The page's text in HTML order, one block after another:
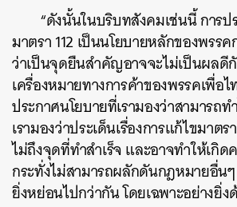
“ดังนั้นในบริบทสังคมเช่นนี้ การป
มาตรา 112 เป็นนโยบายหลักของพรรค
ว่าเป็นจุดยืนสำคัญอาจจะไม่เป็นผลดี
เครื่องหมายทางการค้าของพรรคเพื่อไ
ประกาศนโยบายที่เรามองว่าสามารถ
เรามองว่าประเด็นเรื่องการแก้ไขมาตร
ไม่ถึงจุดที่ทำสำเร็จ และอาจทำให้เกิ
กระทั่งไม่สามารถผลักดันกฎหมายอื่
ยิ่งหย่อนไปกว่ากัน โดยเฉพาะอย่างยิ่
SHARE TWEET LINE